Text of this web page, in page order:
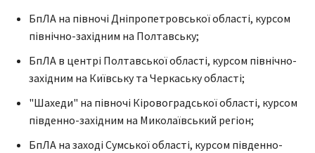
БпЛА на півночі Дніпропетровської області, курсом
північно-західним на Полтавську;
БпЛА в центрі Полтавської області, курсом північно-
західним на Київську та Черкаську області;
"Шахеди" на півночі Кіровоградської області, курсом
південно-західним на Миколаївський регіон;
БпЛА на заході Сумської області, курсом південно-